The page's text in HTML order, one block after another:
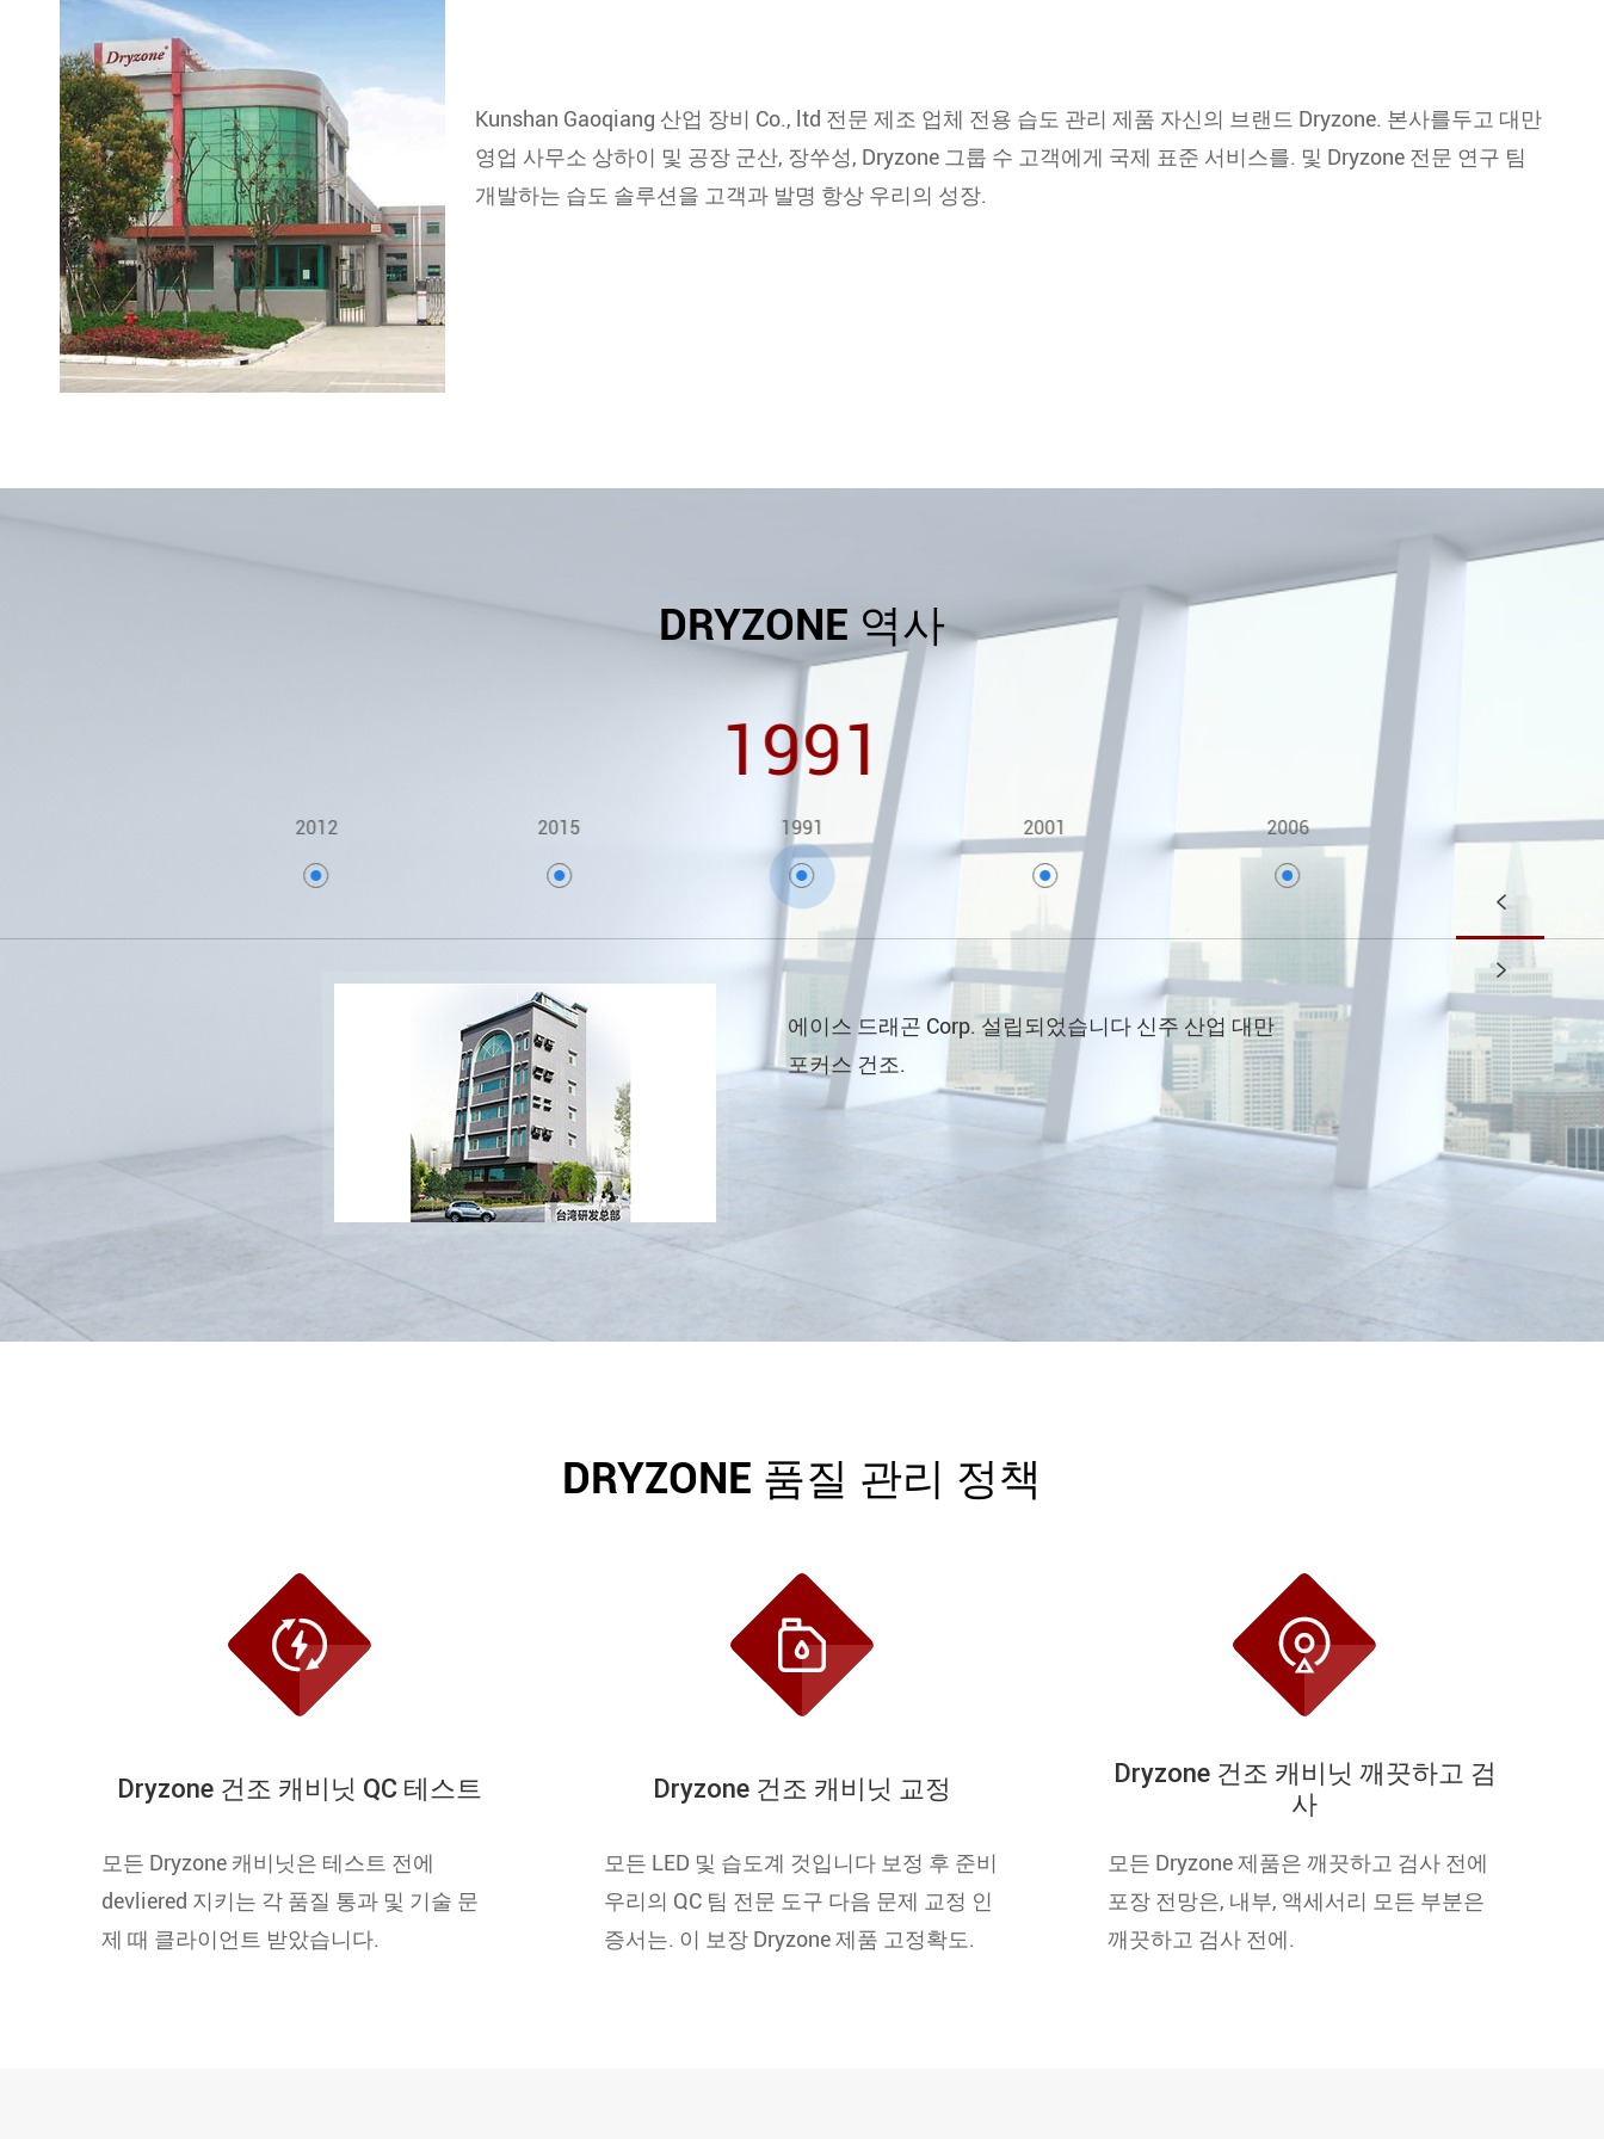
Kunshan Gaoqiang 산업 장비 Co., ltd 전문 제조 업체 전용 습도 관리 제품 자신의 브랜드 Dryzone. 본사를두고 대만
영업 사무소 상하이 및 공장 군산, 장쑤성, Dryzone 그룹 수 고객에게 국제 표준 서비스를. 및 Dryzone 전문 연구 팀
개발하는 습도 솔루션을 고객과 발명 항상 우리의 성장.
DRYZONE 역사
2012 2015
1991
1991 2001 2006 2012


에이스 드래곤 Corp. 설립되었습니다 신주 산업 대만
포커스 건조.
DRYZONE 품질 관리 정책

Dryzone 건조 캐비닛 QC 테스트
모든 Dryzone 캐비닛은 테스트 전에
devliered 지키는 각 품질 통과 및 기술 문
제 때 클라이언트 받았습니다.

Dryzone 건조 캐비닛 교정
모든 LED 및 습도계 것입니다 보정 후 준비
우리의 QC 팀 전문 도구 다음 문제 교정 인
증서는. 이 보장 Dryzone 제품 고정확도.

Dryzone 건조 캐비닛 깨끗하고 검
사
모든 Dryzone 제품은 깨끗하고 검사 전에
포장 전망은, 내부, 액세서리 모든 부분은
깨끗하고 검사 전에.